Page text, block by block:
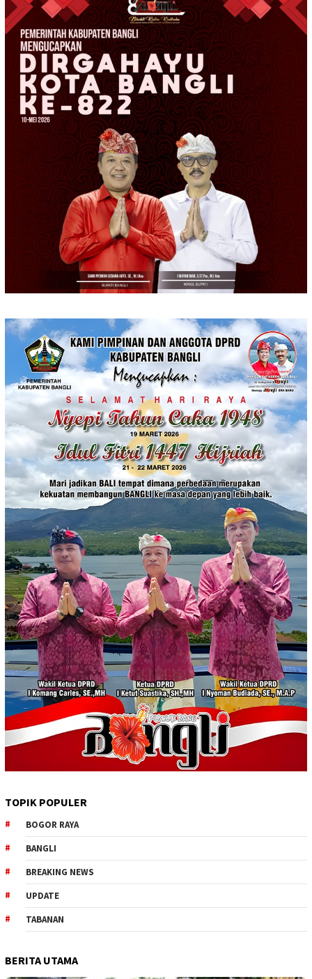
TOPIK POPULER
BOGOR RAYA
BANGLI
BREAKING NEWS
UPDATE
TABANAN
BERITA UTAMA